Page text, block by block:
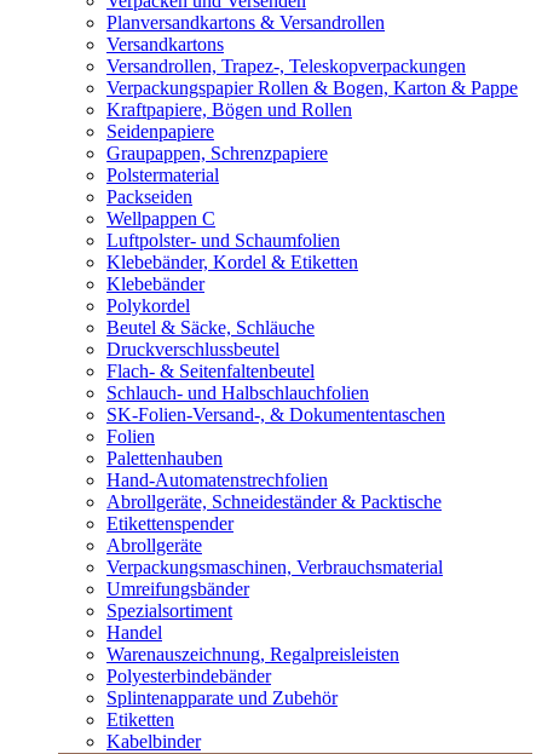
Planversandkartons & Versandrollen
Versandkartons
Versandrollen, Trapez-, Teleskopverpackungen
Verpackungspapier Rollen & Bogen, Karton & Pappe
Kraftpapiere, Bögen und Rollen
Seidenpapiere
Graupappen, Schrenzpapiere
Polstermaterial
Packseiden
Wellpappen C
Luftpolster- und Schaumfolien
Klebebänder, Kordel & Etiketten
Klebebänder
Polykordel
Beutel & Säcke, Schläuche
Druckverschlussbeutel
Flach- & Seitenfaltenbeutel
Schlauch- und Halbschlauchfolien
SK-Folien-Versand-, & Dokumententaschen
Folien
Palettenhauben
Hand-Automatenstrechfolien
Abrollgeräte, Schneideständer & Packtische
Etikettenspender
Abrollgeräte
Verpackungsmaschinen, Verbrauchsmaterial
Umreifungsbänder
Spezialsortiment
Handel
Warenauszeichnung, Regalpreisleisten
Polyesterbindebänder
Splintenapparate und Zubehör
Etiketten
Kabelbinder